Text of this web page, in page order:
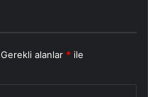
Gerekli alanlar * ile